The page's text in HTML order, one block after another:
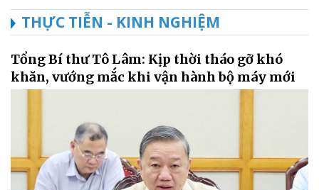
THỰC TIỄN - KINH NGHIỆM
Tổng Bí thư Tô Lâm: Kịp thời tháo gỡ khó
khăn, vướng mắc khi vận hành bộ máy mới